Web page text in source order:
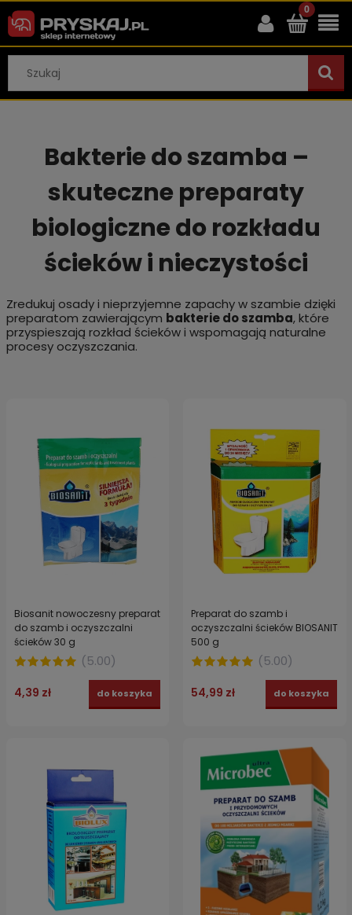
Bakterie do szamba –
skuteczne preparaty
biologiczne do rozkładu
ścieków i nieczystości
Zredukuj osady i nieprzyjemne zapachy w szambie dzięki
preparatom zawierającym bakterie do szamba, które
przyspieszają rozkład ścieków i wspomagają naturalne
procesy oczyszczania.
Biosanit nowoczesny preparat
do szamb i oczyszczalni
ścieków 30 g
(5.00)
4,39 zł do koszyka
Preparat do szamb i
oczyszczalni ścieków BIOSANIT
500 g
(5.00)
54,99 zł do koszyka